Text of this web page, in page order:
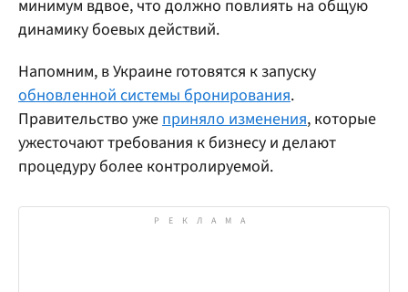
минимум вдвое, что должно повлиять на общую
динамику боевых действий.
Напомним, в Украине готовятся к запуску
обновленной системы бронирования.
Правительство ужеприняло изменения, которые
ужесточают требования к бизнесу и делают
процедуру более контролируемой.